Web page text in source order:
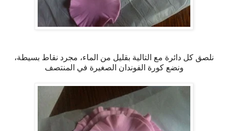
نلصق كل دائرة مع التالية بقليل من الماء، مجرد نقاط بسيطة،
ونضع كورة الفوندان الصغيرة في المنتصف